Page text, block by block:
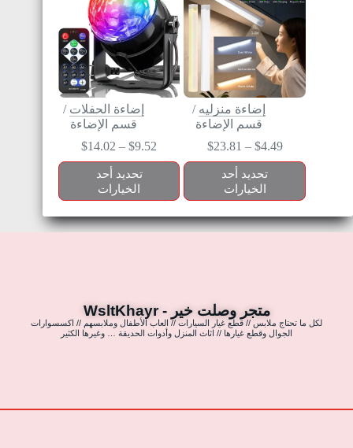
إضاءة منزليه /
قسم الإضاءة
$4.49
–
$23.81
تحديد أحد
الخيارات
إضاءة الحفلات /
قسم الإضاءة
$9.52
–
$14.02
تحديد أحد
الخيارات
متجر وصلت خير - WsltKhayr
لكل ما تحتاج ملابس // قطع غيار السيارات // العاب الأطفال وملابسهم // اكسسوارات
الجوال وقطع غيارها // اثاث المنزل وأدوات الحديقة … وغيرها الكثير